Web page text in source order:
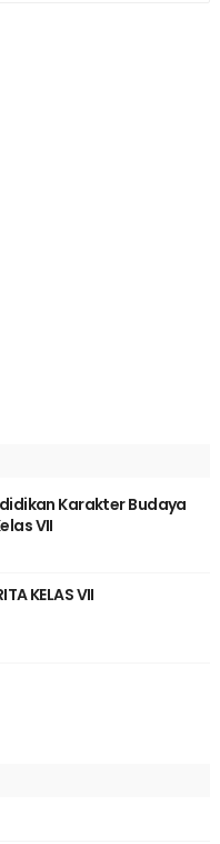
Karakter Budaya
VII
KELAS VII